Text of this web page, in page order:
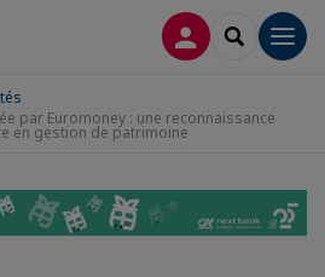
CONNEXION
par Euromoney : une reconnaissance
en gestion de patrimoine​